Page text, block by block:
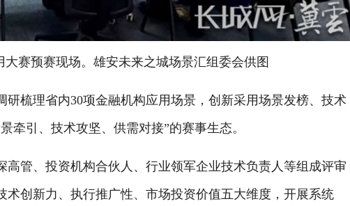
赛预赛现场。雄安未来之城场景汇组委会供图
梳理省内30项金融机构应用场景，创新采用场景发榜、技术
牵引、技术攻坚、供需对接”的赛事生态。
管、投资机构合伙人、行业领军企业技术负责人等组成评审
创新力、执行推广性、市场投资价值五大维度，开展系统